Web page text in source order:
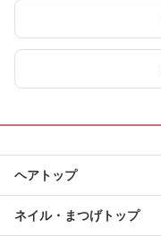
ヘアトップ
ネイル・まつげトップ